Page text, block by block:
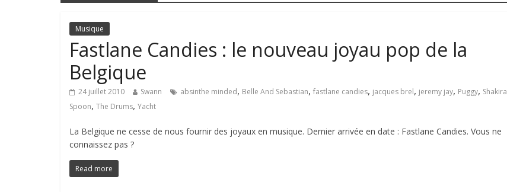
Musique
Fastlane Candies : le nouveau joyau pop de la
Belgique
24 juillet 2010 Swann absinthe minded, Belle And Sebastian, fastlane candies, jacques brel, jeremy jay, Puggy, Shakira
Spoon, The Drums, Yacht
La Belgique ne cesse de nous fournir des joyaux en musique. Dernier arrivée en date : Fastlane Candies. Vous ne
connaissez pas ?
Read more